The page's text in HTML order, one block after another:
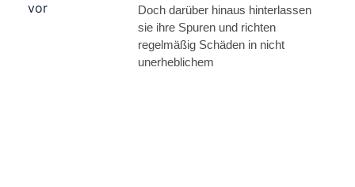
Doch darüber hinaus hinterlassen
sie ihre Spuren und richten
regelmäßig Schäden in nicht
unerheblichem